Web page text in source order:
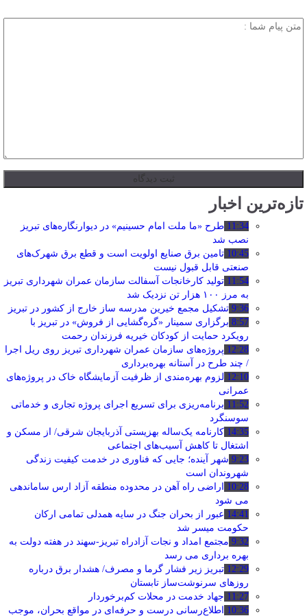
تازه‌ترین اخبار
11:34 طرح «ما ملت امام حسینیم» در دیوارنگاره‌های تبریز
نصب شد
10:45 تامین برق صنایع اولویت است و قطع برق شهرک‌های
صنعتی قابل قبول نیست
11:54 تولید کارخانجات آسفالت سازمان عمران شهرداری تبریز
به مرز ۱۰۰ هزار تن نزدیک شد
9:36 تشکیل مجمع خیرین مدرسه ‌ساز خارج از کشور در تبریز
8:57 برگزاری سمینار «گره‌گشایی از فروش» در تبریز با
رویکرد حمایت از کودکان خیریه فرزندان رحمت
12:28 پروژه‌های سازمان عمران شهرداری تبریز روی ریل اجرا
/ چند طرح در آستانه بهره‌برداری
12:10 لزوم بهره‌مندی از ظرفیت آزمایشگاه خاک در پروژه‌های
عمرانی
11:52 برنامه‌ریزی برای تسریع اجرای پروژه تجاری و خدماتی
سوسنگرد
14:35 کارنامه یک‌ساله بهزیستی آذربایجان شرقی/ از مسکن و
اشتغال تا کاهش آسیب‌های اجتماعی
9:23 شهر آینده؛ جایی که فناوری در خدمت کیفیت زندگی
شهروندان است
10:28
اراضی راه آهن در محدوده منطقه آزاد ارس ساماندهی
می شود
14:41 عبور از بحران جنگ در سایه همدلی تمامی ارکان
حکومت میسر شد
9:32 مجتمع امداد و نجات آزادراه تبریز-سهند در هفته دولت به
بهره ‌برداری می‌ رسد
12:29 تبریز زیر فشار گرما و مصرف/ هشدار برق درباره
روزهای سرنوشت‌ساز تابستان
11:27 جهاد خدمت در محلات کم‌برخوردار
10:36 اطلاع‌رسانی درست و حرفه‌ای در مواقع بحران، موجب